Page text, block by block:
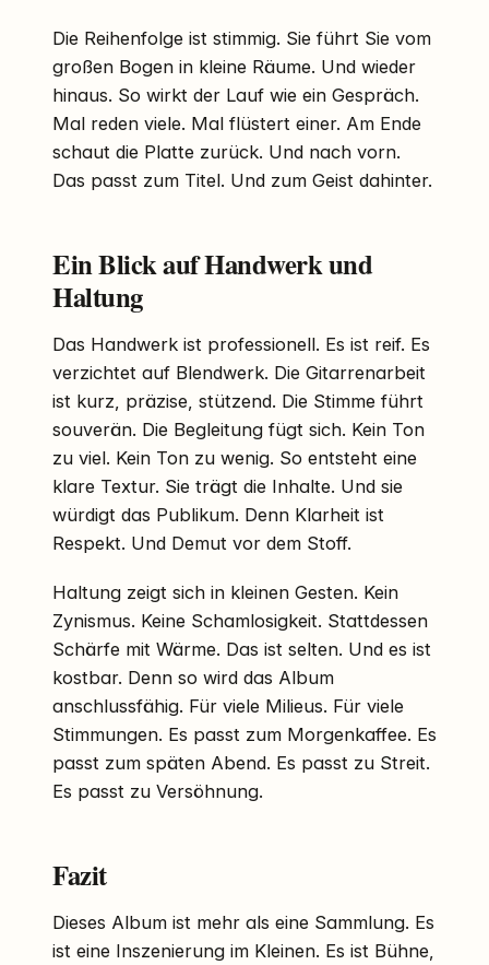
Die Reihenfolge ist stimmig. Sie führt Sie vom
großen Bogen in kleine Räume. Und wieder
hinaus. So wirkt der Lauf wie ein Gespräch.
Mal reden viele. Mal flüstert einer. Am Ende
schaut die Platte zurück. Und nach vorn.
Das passt zum Titel. Und zum Geist dahinter.
Ein Blick auf Handwerk und
Haltung
Das Handwerk ist professionell. Es ist reif. Es
verzichtet auf Blendwerk. Die Gitarrenarbeit
ist kurz, präzise, stützend. Die Stimme führt
souverän. Die Begleitung fügt sich. Kein Ton
zu viel. Kein Ton zu wenig. So entsteht eine
klare Textur. Sie trägt die Inhalte. Und sie
würdigt das Publikum. Denn Klarheit ist
Respekt. Und Demut vor dem Stoff.
Haltung zeigt sich in kleinen Gesten. Kein
Zynismus. Keine Schamlosigkeit. Stattdessen
Schärfe mit Wärme. Das ist selten. Und es ist
kostbar. Denn so wird das Album
anschlussfähig. Für viele Milieus. Für viele
Stimmungen. Es passt zum Morgenkaffee. Es
passt zum späten Abend. Es passt zu Streit.
Es passt zu Versöhnung.
Fazit
Dieses Album ist mehr als eine Sammlung. Es
ist eine Inszenierung im Kleinen. Es ist Bühne,